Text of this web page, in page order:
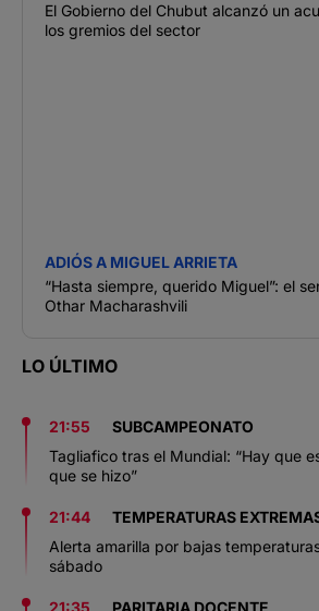
El Gobierno del Chubut alcanzó un
los gremios del sector
ADIÓS A MIGUEL ARRIETA
“Hasta siempre, querido Miguel”: el
Othar Macharashvili
LO ÚLTIMO
21:55
SUBCAMPEONATO
Tagliafico tras el Mundial: “Hay que
que se hizo”
21:44
TEMPERATURAS
Alerta amarilla por bajas
sábado